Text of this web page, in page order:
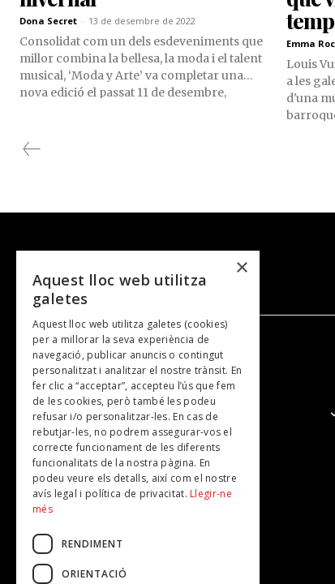
Dona Secret - 13 de desembre de 2022
Consolidat com un dels esdeveniments que
millor combina la bellesa, la moda i el talent
musical, ‘Moda y Arte’ va completar una
nova edició el passat 11 de desembre,
decoració especial per a l’ocasió, gentilesa
de Dolce Vita Aldosa, i amb la col·laboració
Vitalii Trapsh.
Emma
Louis
a les
d'una
NOSALTRES
El Grup
Contacte
Subscripcions
Publicitat
×
Aquest lloc web utilitza
galetes
Aquest lloc web utilitza galetes (cookies)
per a millorar la seva experiència de
navegació, publicar anuncis o contingut
personalitzat i analitzar el nostre trànsit. En
fer clic a “acceptar”, accepteu l’ús que fem
de les cookies, però també les podeu
refusar i/o personalitzar-les. En cas de
rebutjar-les, no podrem assegurar-vos el
correcte funcionament de les diferents
funcionalitats de la nostra pàgina. En
podeu veure els detalls, així com el nostre
avís legal i política de privacitat. Llegir-ne
més
RENDIMENT
ORIENTACIÓ